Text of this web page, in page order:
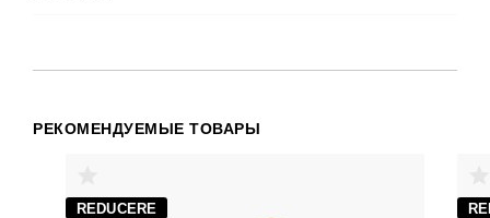
РЕКОМЕНДУЕМЫЕ ТОВАРЫ
REDUCERE